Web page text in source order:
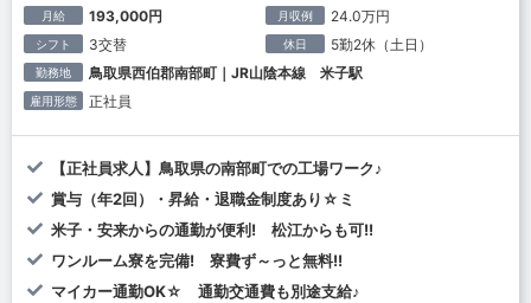
月給 193,000円 月収例 24.0万円
シフト 3交替 休日 5勤2休（土日）
勤務地 鳥取県西伯郡南部町｜JR山陰本線 米子駅
雇用形態 正社員
【正社員求人】鳥取県の南部町での工場ワーク♪
賞与（年2回）・昇給・退職金制度あり☆ミ
米子・安来からの通勤が便利! 松江からも可!!
ワンルーム寮を完備! 寮費ず～っと無料!!
マイカー通勤OK☆ 通勤交通費も別途支給♪